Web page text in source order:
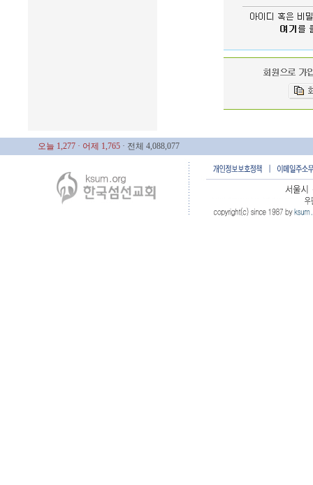
오늘 1,277 · 어제 1,765 · 전체 4,088,077